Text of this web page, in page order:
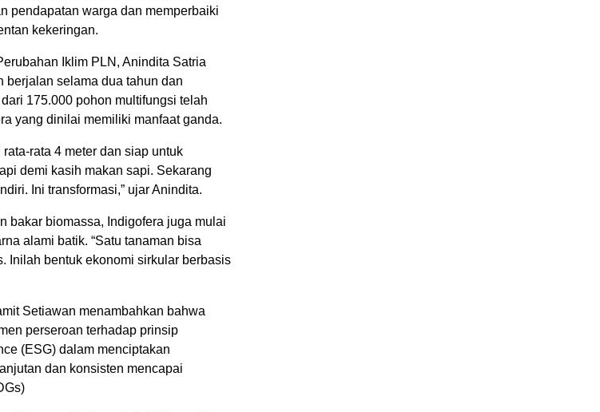
pendapatan warga dan memperbaiki
kekeringan.
Iklim PLN, Anindita Satria
berjalan selama dua tahun dan
175.000 pohon multifungsi telah
yang dinilai memiliki manfaat ganda.
rata 4 meter dan siap untuk
demi kasih makan sapi. Sekarang
Ini transformasi,” ujar Anindita.
bakar biomassa, Indigofera juga mulai
alami batik. “Satu tanaman bisa
Inilah bentuk ekonomi sirkular berbasis
Setiawan menambahkan bahwa
perseroan terhadap prinsip
(ESG) dalam menciptakan
dan konsisten mencapai